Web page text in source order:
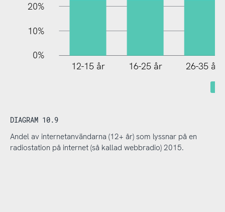
20%
10%
0%
12-15 år 16-25 år 26-35 år
DIAGRAM 10.9
Andel av internetanvändarna (12+ år) som lyssnar på en
radiostation på internet (så kallad webbradio) 2015.